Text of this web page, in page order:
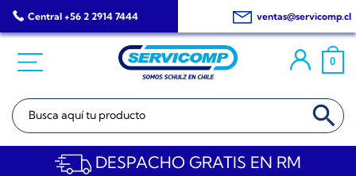
Saltar
al
Central +56 2 2914 7444 ventas@servicomp.cl
0
Buscar: BOTÓN DE
DESPACHO GRATIS EN RM